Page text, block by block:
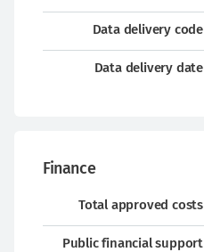
Data delivery code
Data delivery date
Finance
Total approved costs
Public financial support